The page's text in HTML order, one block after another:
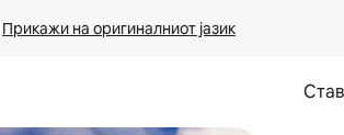
Прикажи на оригиналниот јазик